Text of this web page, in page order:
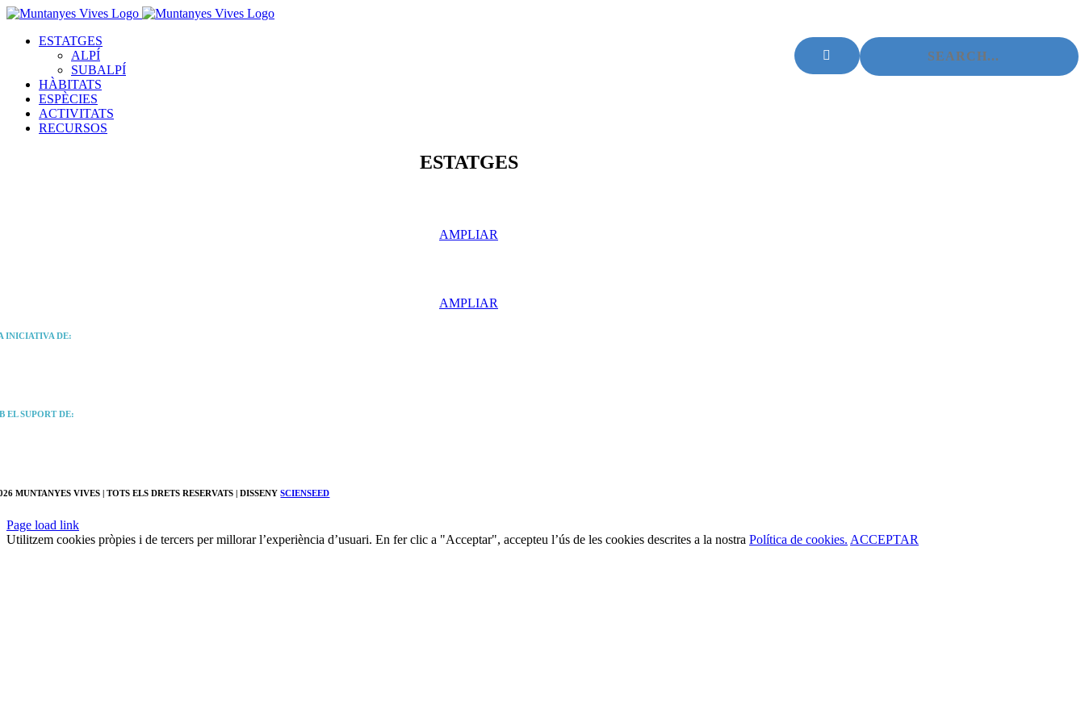
Skip
contentESTATGES
ALPÍ
SUBALPÍ
HÀBITATS
ESPÈCIES
ACTIVITATS
RECURSOS
ESTATGES
AMPLIAR
AMPLIAR
INICIATIVA DE:
EL SUPORT DE:
MUNTANYES VIVES | TOTS ELS DRETS RESERVATS | DISSENYSCIENSEED
Page load link
Utilitzem cookies pròpies i de tercers per millorar l’experiència d’usuari. En fer clic a "Acceptar", accepteu l’ús de les cookies descrites a la nostra Política de cookies. ACCEPTAR